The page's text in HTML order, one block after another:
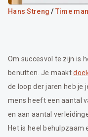
Hans Streng / Time
Om succesvol te zijn is
benutten. Je maakt
de loop der jaren heb je
mens heeft een aantal
en aan aantal
Het is heel behulpzaam